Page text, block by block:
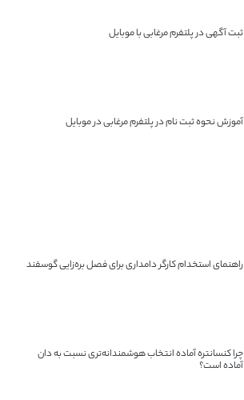
ثبت آگهی در پلتفرم مرغابی با موبایل
آموزش نحوه ثبت نام در پلتفرم مرغابی در موبایل
راهنمای استخدام کارگر دامداری برای فصل بره‌زایی گوسفند
چرا کنسانتره آماده انتخاب هوشمندانه‌تری نسبت به دان
آماده است؟